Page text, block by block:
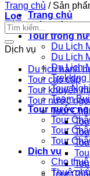
Trang chủ
Giới thiệu
Tour trong
Du Lịch
Du Lịch
Du Lịch
Trekking
Tour
Team
Tour nước
Tour
Tour
Tour
Dịch vụ
Cho
Thuê
Trang chủ /Sản
Lọc
Dịch vụ
Du lịch hành
Tour cao cấp
Tour khuyến
Tour nước
Tour
Tour